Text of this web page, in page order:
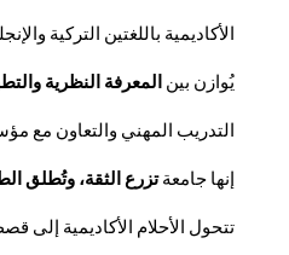
الأكاديمية باللغتين التركية
يُوازن بين المعرفة النظرية
التدريب المهني والتعاون مع
إنها جامعةتزرع الثقة، وتُطلق
تتحول الأحلام الأكاديمية إلى